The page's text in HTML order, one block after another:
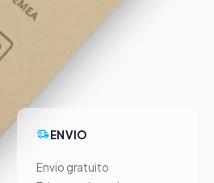
ENVIO
Envio gratuito